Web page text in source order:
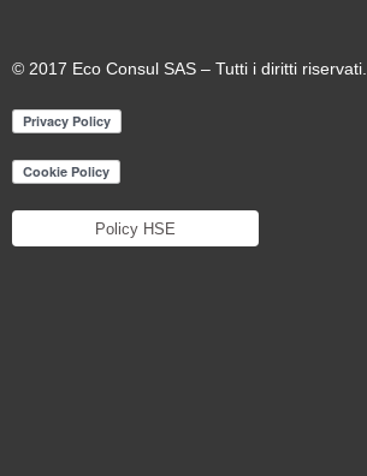
© 2017 Eco Consul SAS – Tutti i diritti riservati.
Policy HSE